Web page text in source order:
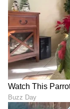
ಕನಕೋತ್ಸವದಲ್ಲಿ
Shetty
ಶೇ.50 ರಿಂದ
ಟ್ರಂಪ್
Trade Deal |